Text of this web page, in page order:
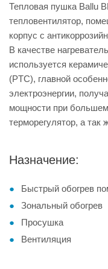
Тепловая пушка Ballu
тепловентилятор,
корпус с
В качестве
используется
(PTC), главной
электроэнергии,
мощности при
терморегулятор, а так
Назначение:
Быстрый обогрев
Зональный обогрев
Просушка
Вентиляция